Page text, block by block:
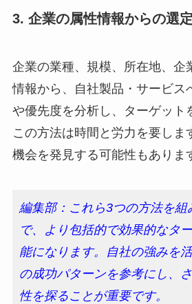
3. 企業の属性情報からの選定
企業の業種、規模、所在地、企
情報から、自社製品・サービス
や優先度を分析し、ターゲット
この方法は時間と労力を要しま
機会を発見する可能性もありま
編集部：これら3つの方法を組
で、より包括的で効果的なタ
能になります。自社の強みを
の成功パターンを参考にし、
性を探ることが重要です。